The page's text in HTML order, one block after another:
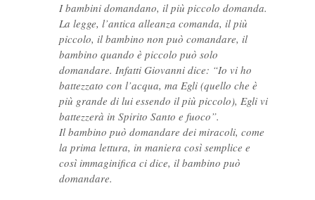
I bambini domandano, il più piccolo domanda.
La legge, l’antica alleanza comanda, il più
piccolo, il bambino non può comandare, il
bambino quando è piccolo può solo
domandare. Infatti Giovanni dice: “Io vi ho
battezzato con l’acqua, ma Egli (quello che è
più grande di lui essendo il più piccolo), Egli vi
battezzerà in Spirito Santo e fuoco”.
Il bambino può domandare dei miracoli, come
la prima lettura, in maniera così semplice e
così immaginifica ci dice, il bambino può
domandare.